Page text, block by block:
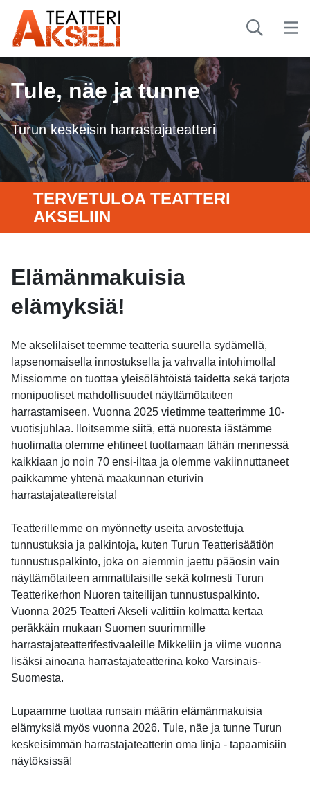
Tule, näe ja tunne
Turun keskeisin harrastajateatteri
TERVETULOA TEATTERI
AKSELIIN
Elämänmakuisia
elämyksiä!
Me akselilaiset teemme teatteria suurella sydämellä,
lapsenomaisella innostuksella ja vahvalla intohimolla!
Missiomme on tuottaa yleisölähtöistä taidetta sekä tarjota
monipuoliset mahdollisuudet näyttämötaiteen
harrastamiseen. Vuonna 2025 vietimme teatterimme 10-
vuotisjuhlaa. Iloitsemme siitä, että nuoresta iästämme
huolimatta olemme ehtineet tuottamaan tähän mennessä
kaikkiaan jo noin 70 ensi-iltaa ja olemme vakiinnuttaneet
paikkamme yhtenä maakunnan eturivin
harrastajateattereista!
Teatterillemme on myönnetty useita arvostettuja
tunnustuksia ja palkintoja, kuten Turun Teatterisäätiön
tunnustuspalkinto, joka on aiemmin jaettu pääosin vain
näyttämötaiteen ammattilaisille sekä kolmesti Turun
Teatterikerhon Nuoren taiteilijan tunnustuspalkinto.
Vuonna 2025 Teatteri Akseli valittiin kolmatta kertaa
peräkkäin mukaan Suomen suurimmille
harrastajateatterifestivaaleille Mikkeliin ja viime vuonna
lisäksi ainoana harrastajateatterina koko Varsinais-
Suomesta.
Lupaamme tuottaa runsain määrin elämänmakuisia
elämyksiä myös vuonna 2026. Tule, näe ja tunne Turun
keskeisimmän harrastajateatterin oma linja - tapaamisiin
näytöksissä!